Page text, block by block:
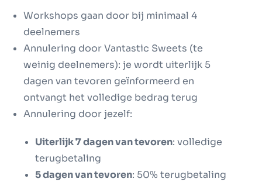
Workshops gaan door bij minimaal 4
deelnemers
Annulering door Vantastic Sweets (te
weinig deelnemers): je wordt uiterlijk 5
dagen van tevoren geïnformeerd en
ontvangt het volledige bedrag terug
Annulering door jezelf:
Uiterlijk 7 dagen van tevoren: volledige
terugbetaling
5 dagen van tevoren: 50% terugbetaling